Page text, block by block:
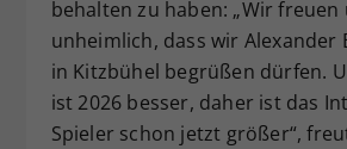
behalten zu haben: „Wir freuen
unheimlich, dass wir Alexander
in Kitzbühel begrüßen dürfen.
ist 2026 besser, daher ist das
Spieler schon jetzt größer“,